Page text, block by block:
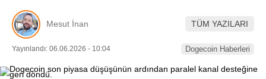
Mesut İnan TÜM YAZILARI
Yayınlandı: 06.06.2026 - 10:04 Dogecoin Haberleri